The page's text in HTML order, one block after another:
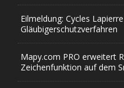
Eilmeldung: Cycles
Gläubigerschutzverfahren
Mapy.com PRO erweitert
Zeichenfunktion auf dem